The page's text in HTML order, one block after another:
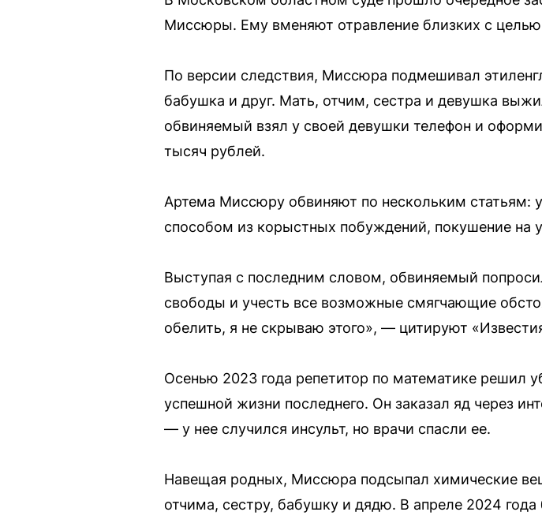
Миссюры. Ему вменяют отравление близких с целью
По версии следствия, Миссюра подмешивал
бабушка и друг. Мать, отчим, сестра и девушка
обвиняемый взял у своей девушки телефон и
тысяч рублей.
Артема Миссюру обвиняют по нескольким статьям:
способом из корыстных побуждений, покушение на
Выступая с последним словом, обвиняемый
свободы и учесть все возможные смягчающие
обелить, я не скрываю этого», — цитируют
Осенью 2023 года репетитор по математике решил
успешной жизни последнего. Он заказал яд через
— у нее случился инсульт, но врачи спасли ее.
Навещая родных, Миссюра подсыпал химические
отчима, сестру, бабушку и дядю. В апреле 2024